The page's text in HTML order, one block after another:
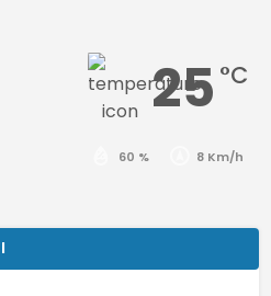
25 °C
60 % 8 Km/h